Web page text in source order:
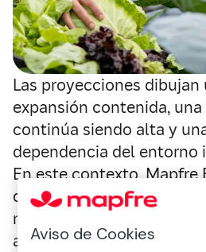
Las proyecciones dibujan
expansión contenida,
continúa siendo alta y
dependencia del entorno
En este contexto, Mapfre
que América Latina
moderados del PIB con
al 2,1 % en 2026 y al 2,4 %
Aviso de Cookies